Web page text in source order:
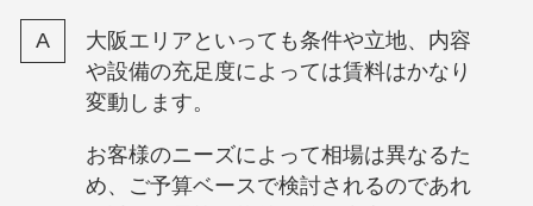
大阪エリアといっても条件や立地、内容
や設備の充足度によっては賃料はかなり
変動します。
お客様のニーズによって相場は異なるた
め、ご予算ベースで検討されるのであれ